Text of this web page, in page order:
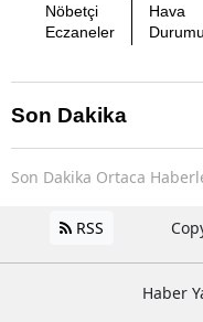
Nöbetçi
Eczaneler
Hava
Durumu
Son Dakika
Son Dakika Ortaca
RSS
Haber